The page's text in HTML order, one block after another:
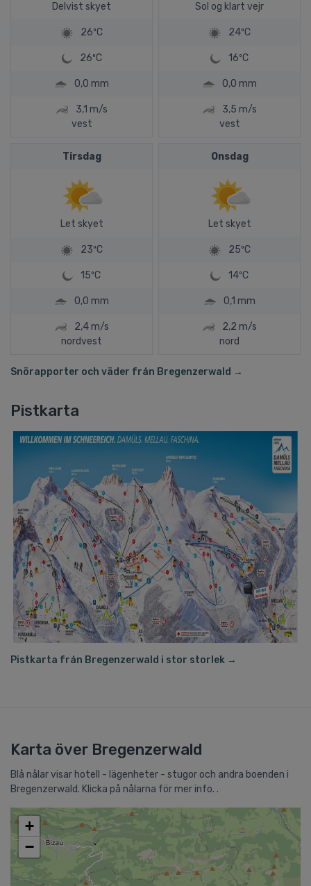
Delvist skyet
26ºC
26ºC
0,0 mm
3,1 m/s
vest
Sol og klart vejr
24ºC
16ºC
0,0 mm
3,5 m/s
vest
Tirsdag
Let skyet
23ºC
15ºC
0,0 mm
2,4 m/s
nordvest
Onsdag
Let skyet
25ºC
14ºC
0,1 mm
2,2 m/s
nord
Snörapporter och väder från Bregenzerwald →
Pistkarta
Pistkarta från Bregenzerwald i stor storlek →
Karta över Bregenzerwald
Blå nålar visar hotell - lägenheter - stugor och andra boenden i
Bregenzerwald. Klicka på nålarna för mer info. .
+
−